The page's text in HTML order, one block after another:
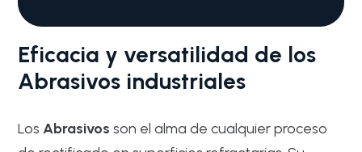
Eficacia y versatilidad de los
Abrasivos industriales
Los Abrasivos son el alma de cualquier proceso